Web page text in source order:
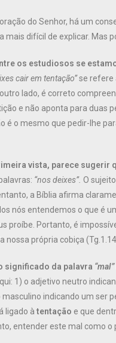
do Senhor, há um
mais difícil de explicar. Mas
os estudiosos se
cair em tentação”se refere
lado, é correto
e não aponta para duas
é o mesmo que pedir-lhe
vista, parece sugerir
“nos deixes”. O
a Bíblia afirma
nós entendemos o que é
proíbe. Portanto, é
nossa própria cobiça
significado da palavra “mal”
1) o adjetivo neutro
indicando um ser
ligado à tentação e que
entender este mal como